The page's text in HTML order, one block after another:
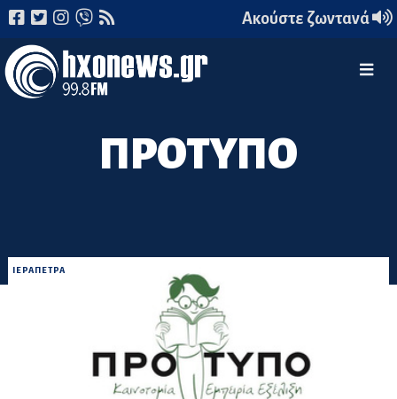
Ακούστε ζωντανά
ΠΡΟΤΥΠΟ
ΙΕΡΑΠΕΤΡΑ